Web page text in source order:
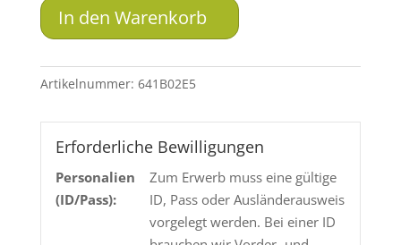
BCS
.416
Mag.
Menge
In den Warenkorb
Artikelnummer: 641B02E5
Erforderliche Bewilligungen
Personalien
(ID/Pass):
Zum Erwerb muss eine gültige
ID, Pass oder Ausländerausweis
vorgelegt werden. Bei einer ID